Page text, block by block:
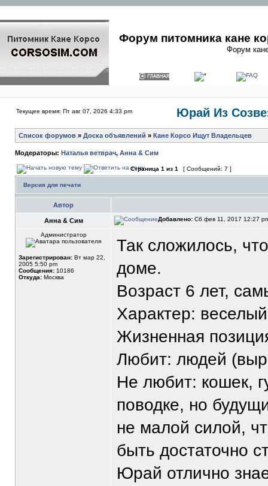
Форум питомника кане
Форум
Текущее время: Пт авг 07, 2026 4:33 pm Юрай Из
Список форумов » Доска объявлений » Кане Корсо Ищут Владельцев
Модераторы: Наталья ветврач, Анна & Сим
Страница 1 из 1 [ Сообщений: 7 ]
Версия для печати
Автор
Анна & Сим Добавлено: Сб фев 11, 2017 12:27
Администратор
Зарегистрирован: Вт мар 22,
2005 5:50 pm
Сообщения: 10186
Откуда: Москва
Так сложилось,
доме.
Возраст 6 лет,
Характер:
Жизненная
Любит: людей
Не любит: кошек,
поводке, но
не малой силой,
быть достаточно
Юрай отлично